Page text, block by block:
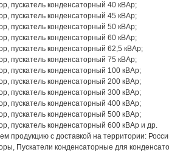
пускатель конденсаторный 40 кВАр;
пускатель конденсаторный 45 кВАр;
пускатель конденсаторный 50 кВАр;
пускатель конденсаторный 60 кВАр;
пускатель конденсаторный 62,5 кВАр;
пускатель конденсаторный 75 кВАр;
пускатель конденсаторный 100 кВАр;
пускатель конденсаторный 200 кВАр;
пускатель конденсаторный 300 кВАр;
пускатель конденсаторный 400 кВАр;
пускатель конденсаторный 500 кВАр;
пускатель конденсаторный 600 кВАр и др.
продукцию с доставкой на территории:
Пускатели конденсаторные для